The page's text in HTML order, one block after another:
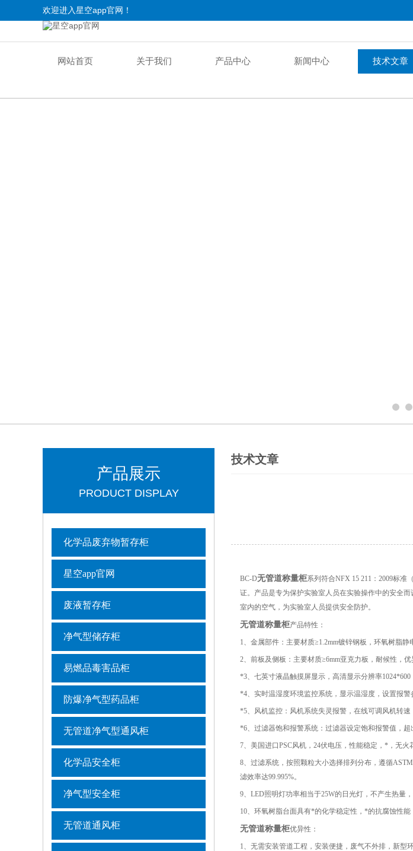
欢迎进入星空app官网！
网站首页 关于我们 产品中心 新闻中心 技术文章
产品展示
PRODUCT DISPLAY
化学品废弃物暂存柜
星空app官网
废液暂存柜
净气型储存柜
易燃品毒害品柜
防爆净气型药品柜
无管道净气型通风柜
化学品安全柜
净气型安全柜
无管道通风柜
技术文章
BC-D无管道称量柜系列符合NFX 15 211：2009标准
证。产品是专为保护实验室人员在实验操作中的安全
室内的空气，为实验室人员提供安全防护。
无管道称量柜产品特性：
1、金属部件：主要材质≥1.2mm镀锌钢板，环氧树脂
2、前板及侧板：主要材质≥6mm亚克力板， 耐候性，优
*3、 七英寸液晶触摸屏显示，高清显示分辨率1024*600
*4、 实时温湿度环境监控系统，显示温湿度，设置报警
*5、风机监控：风机系统失灵报警，在线可调风机转速
*6、 过滤器饱和报警系统：过滤器设定饱和报警值，
7、美国进口PSC风机，24伏电压，性能稳定，*，无火
8、过滤系统，按照颗粒大小选择排列分布，遵循
滤效率达99.995%。
9、LED照明灯功率相当于25W的日光灯，不产生热量
10、环氧树脂台面具有*的化学稳定性，*的抗腐蚀性
无管道称量柜优异性：
1、无需安装管道工程，安装便捷，废气不外排，新型环